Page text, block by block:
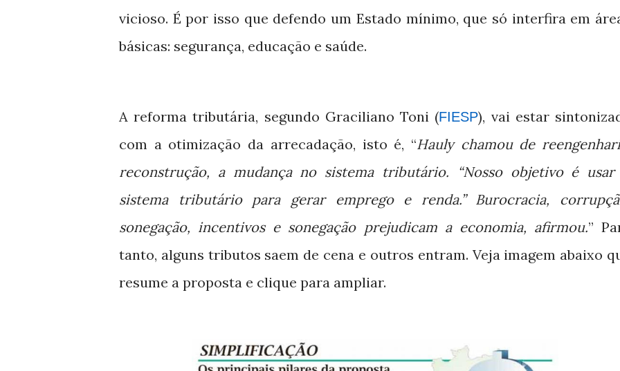
vicioso. É por isso que defendo um Estado mínimo, que só interfira em
básicas: segurança, educação e saúde.
A reforma tributária, segundo Graciliano Toni (FIESP), vai estar
com a otimização da arrecadação, isto é, “Hauly chamou de
reconstrução, a mudança no sistema tributário. “Nosso objetivo é
sistema tributário para gerar emprego e renda.” Burocracia,
sonegação, incentivos e sonegação prejudicam a economia, afirmou.”
tanto, alguns tributos saem de cena e outros entram. Veja imagem abaixo
resume a proposta e clique para ampliar.